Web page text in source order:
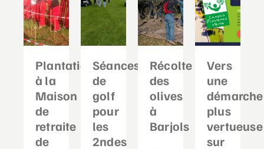
Plantation
à la
Maison
de
retraite
de
Séances
de
golf
pour
les
2ndes
Récolte
des
olives
à
Barjols
Vers
une
démarche
plus
vertueuse
sur